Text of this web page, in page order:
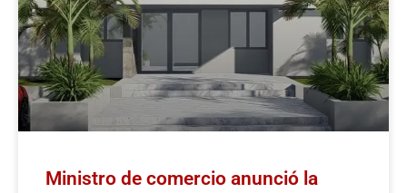
Ministro de comercio anunció la